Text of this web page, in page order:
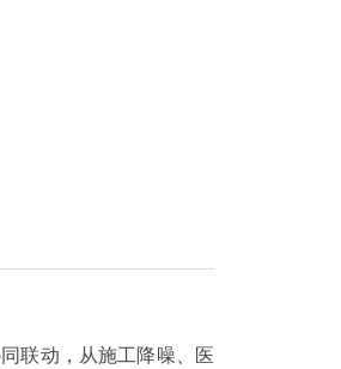
联动，从施工降噪、医